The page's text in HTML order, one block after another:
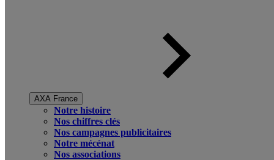
AXA France
Notre histoire
Nos chiffres clés
Nos campagnes publicitaires
Notre mécénat
Nos associations